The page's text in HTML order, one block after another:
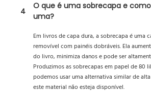
4
O que é uma sobrecapa e
uma?
Em livros de capa dura, a sobrecapa é uma
removível com painéis dobráveis. Ela
do livro, minimiza danos e pode ser
Produzimos as sobrecapas em papel de 80
podemos usar uma alternativa similar de
este material não esteja disponível.